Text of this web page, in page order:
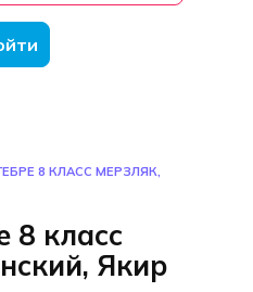
8 КЛАСС МЕРЗЛЯК,
8 класс
Якир